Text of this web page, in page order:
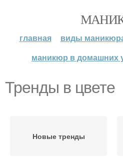
главная виды
маникюр в домашних
Тренды в цвете
Новые тренды